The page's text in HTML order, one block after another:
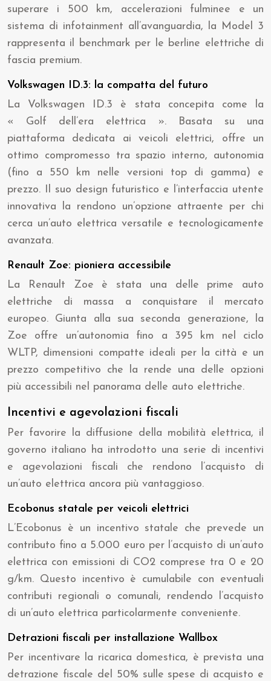
superare i 500 km, accelerazioni fulminee e un
sistema di infotainment all’avanguardia, la Model 3
rappresenta il benchmark per le berline elettriche di
fascia premium.
Volkswagen ID.3: la compatta del futuro
La Volkswagen ID.3 è stata concepita come la
« Golf dell’era elettrica ». Basata su una
piattaforma dedicata ai veicoli elettrici, offre un
ottimo compromesso tra spazio interno, autonomia
(fino a 550 km nelle versioni top di gamma) e
prezzo. Il suo design futuristico e l’interfaccia utente
innovativa la rendono un’opzione attraente per chi
cerca un’auto elettrica versatile e tecnologicamente
avanzata.
Renault Zoe: pioniera accessibile
La Renault Zoe è stata una delle prime auto
elettriche di massa a conquistare il mercato
europeo. Giunta alla sua seconda generazione, la
Zoe offre un’autonomia fino a 395 km nel ciclo
WLTP, dimensioni compatte ideali per la città e un
prezzo competitivo che la rende una delle opzioni
più accessibili nel panorama delle auto elettriche.
Incentivi e agevolazioni fiscali
Per favorire la diffusione della mobilità elettrica, il
governo italiano ha introdotto una serie di incentivi
e agevolazioni fiscali che rendono l’acquisto di
un’auto elettrica ancora più vantaggioso.
Ecobonus statale per veicoli elettrici
L’Ecobonus è un incentivo statale che prevede un
contributo fino a 5.000 euro per l’acquisto di un’auto
elettrica con emissioni di CO2 comprese tra 0 e 20
g/km. Questo incentivo è cumulabile con eventuali
contributi regionali o comunali, rendendo l’acquisto
di un’auto elettrica particolarmente conveniente.
Detrazioni fiscali per installazione Wallbox
Per incentivare la ricarica domestica, è prevista una
detrazione fiscale del 50% sulle spese di acquisto e